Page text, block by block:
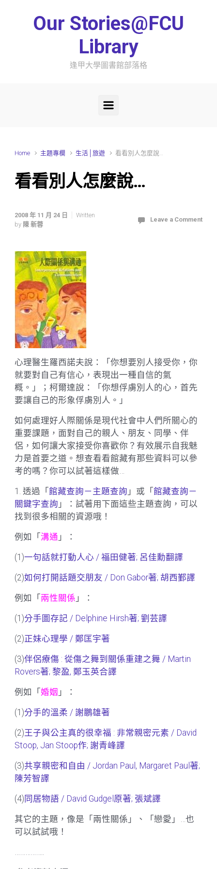
Our Stories@FCU
Library
逢甲大學圖書館部落格
Home 主題專欄 生活│旅遊 看看別人怎麼說…
看看別人怎麼說…
2008 年 11 月 24 日
Written
by 陳 新蓉
Leave a Comment
心理醫生羅西諾夫說：「你想要別人接受你，你
就要對自己有信心，表現出一種自信的氣
概。」；柯爾達說：「你想俘虜別人的心，首先
要讓自己的形象俘虜別人。」
如何處理好人際關係是現代社會中人們所關心的
重要課題，面對自己的親人、朋友、同學、伴
侶，如何讓大家接受你喜歡你？有效展示自我魅
力是首要之道。想查看看館藏有那些資料可以參
考的嗎？你可以試著這樣做…
1. 透過「 館藏查詢－主題查詢 」或「 館藏查詢－
關鍵字查詢 」：試著用下面這些主題查詢，可以
找到很多相關的資源哦！
例如「 溝通 」：
(1)一句話就打動人心 / 福田健著; 呂佳勳翻譯
(2)如何打開話題交朋友 / Don Gabor著; 胡西鄞譯
例如「 兩性關係 」：
(1)分手圖存記 / Delphine Hirsh著; 劉芸譯
(2)正妹心理學 / 鄭匡宇著
(3)伴侶療傷 : 從傷之舞到關係重建之舞 / Martin
Rovers著; 黎盈, 鄭玉英合譯
例如「 婚姻 」：
(1)分手的溫柔 / 謝鵬雄著
(2)王子與公主真的很幸福 : 非常親密元素 / David
Stoop, Jan Stoop作; 謝青峰譯
(3)共享親密和自由 / Jordan Paul, Margaret Paul著;
陳芳智譯
(4) 同居物語 / David Gudgel原著; 張斌譯
其它的主題，像是「兩性關係」、「戀愛」…也
可以試試哦！
……………..